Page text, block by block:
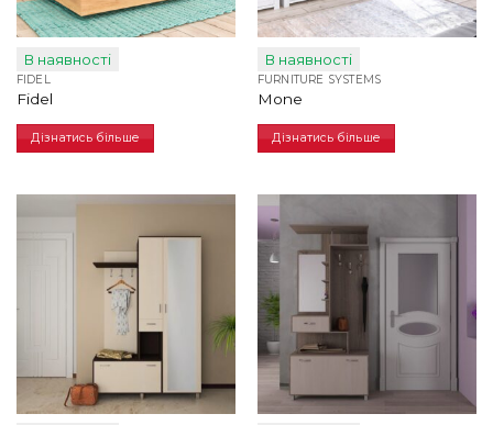
В наявності
FIDEL
Fidel
Дізнатись більше
В наявності
FURNITURE SYSTEMS
Mone
Дізнатись більше